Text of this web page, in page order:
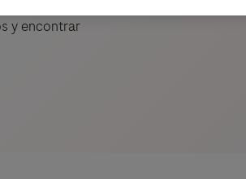
y encontrar
Cerrar
Cerrar